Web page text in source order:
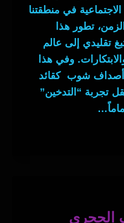
في منطقتنا
تطور هذا
تقليدي إلى عالم
وفي هذا
أصداف شوب كقائد
تجربة “التدخين”
الحجري